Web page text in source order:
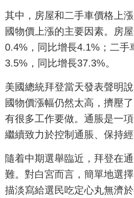
其中，房屋和二手車價格上
國物價上漲的主要因素。房
0.4%，同比增長4.1%；二手
3.5%，同比增長37.3%。
美國總統拜登當天發表聲明
國物價漲幅仍然太高，擠壓
有很多工作要做。通脹是一
繼續致力於控制通脹、保持經
隨着中期選舉臨近，拜登在
難。對白宮而言，簡單地選
描淡寫給選民吃定心丸無濟